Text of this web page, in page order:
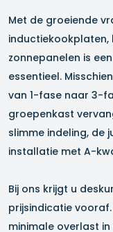
Met de groeiende
zonnepanelen is
essentieel.
van 1-fase naar 3-
groepenkast
slimme indeling, de
installatie met A-
Bij ons krijgt u
prijsindicatie
minimale overlast in